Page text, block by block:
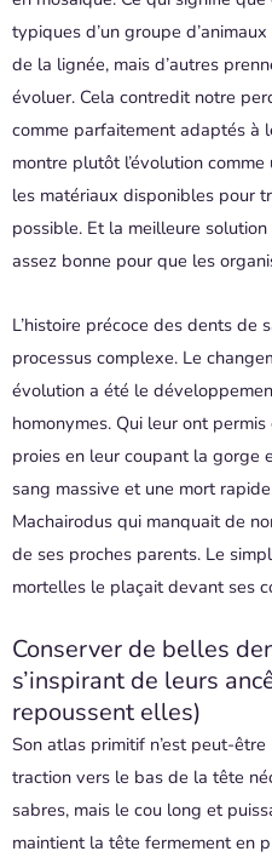
typiques d’un groupe
de la lignée, mais d’autres
évoluer. Cela contredit notre
comme parfaitement adaptés à
montre plutôt l’évolution
les matériaux disponibles pour
possible. Et la meilleure
assez bonne pour que les
L’histoire précoce des dents de
processus complexe. Le
évolution a été le
homonymes. Qui leur ont
proies en leur coupant la gorge
sang massive et une mort
Machairodus qui manquait de
de ses proches parents. Le
mortelles le plaçait devant ses
Conserver de belles
s’inspirant de leurs
repoussent elles)
Son atlas primitif n’est peut-
traction vers le bas de la tête
sabres, mais le cou long et
maintient la tête fermement en